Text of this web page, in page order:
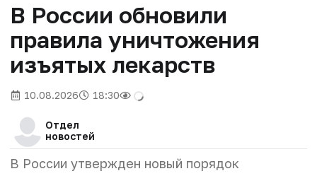
В России обновили
правила уничтожения
изъятых лекарств
10.08.2026 18:30
Отдел
новостей
В России утвержден новый порядок